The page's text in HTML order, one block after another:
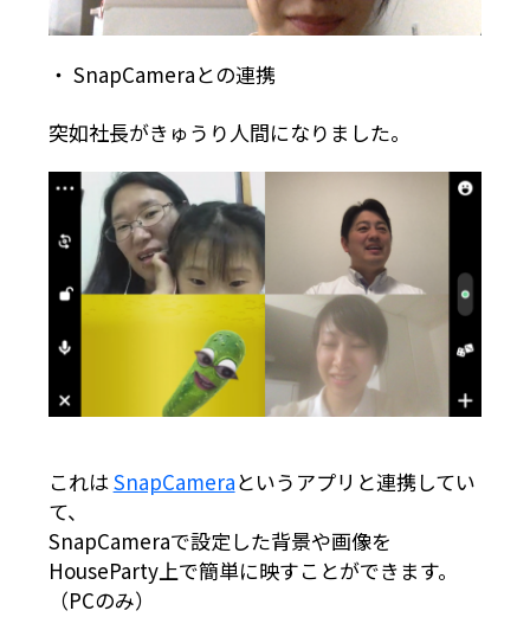
・ SnapCameraとの連携
突如社長がきゅうり人間になりました。
これはSnapCameraというアプリと連携してい
て、
SnapCameraで設定した背景や画像を
HouseParty上で簡単に映すことができます。
（PCのみ）